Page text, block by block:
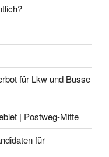
für Lkw und Busse
| Postweg-Mitte
für